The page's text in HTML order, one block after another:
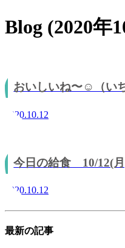
Blog (2020年
おいしいね〜☺︎（い
2020.10.12
今日の給食 10/12(
2020.10.12
最新の記事